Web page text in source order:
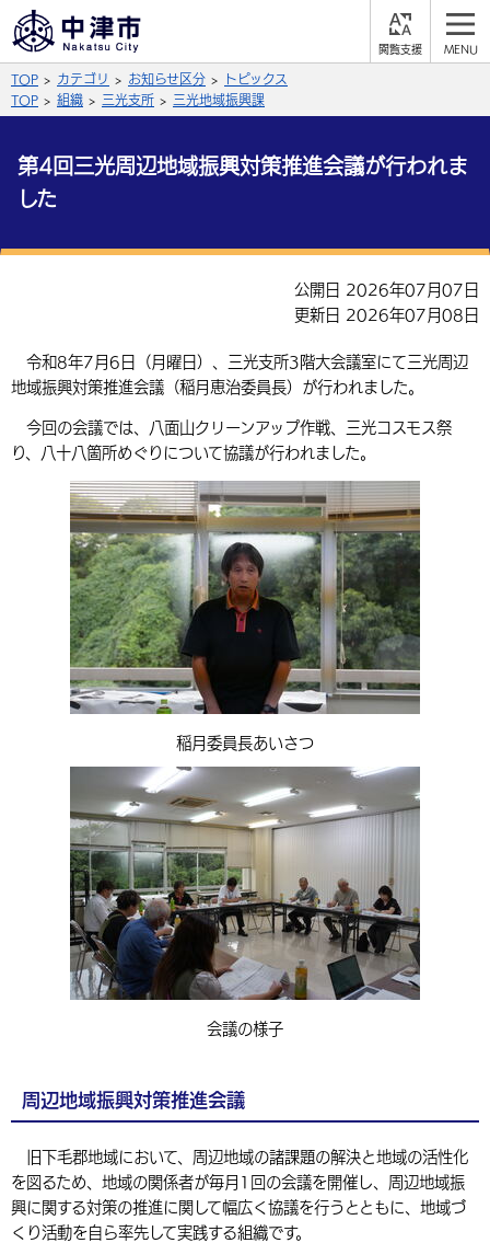
背景色
文字の大きさ
拡大 標準 縮小
言語を選択
英語（English） 中国語（簡体字）
組織案内
サイト内検索
届出・登録・証明 保険・年金
福祉・介護 健康・予防
環境・衛生 生涯学習・スポーツ・人権
外国人の方向け情報
事業者の方へ
入札・契約 産業・雇用
都市整備
子育て・教育
手当・助成 健康・医療
相談・支援・情報 計画・施策
観光なび スポットを探す
遊ぶ・体験する グルメ・食べる
買う・おみやげ 四季のイベント・祭り
移住・定住
市政情報
中津市について 市役所の紹介
地方創生・地域活性化 広報・広聴
行政・計画
TOP カテゴリ お知らせ区分
トピックス
TOP
組織 三光支所 三光地域振興課
第4回三光周辺地域振興対策推進会議が行われま
した
公開日 2026年07月07日
更新日 2026年07月08日
令和8年7月6日（月曜日）、三光支所3階大会議室にて三光周辺
地域振興対策推進会議（稲月恵治委員長）が行われました。
今回の会議では、八面山クリーンアップ作戦、三光コスモス祭
り、八十八箇所めぐりについて協議が行われました。
稲月委員長あいさつ
会議の様子
周辺地域振興対策推進会議
旧下毛郡地域において、周辺地域の諸課題の解決と地域の活性化
を図るため、地域の関係者が毎月1回の会議を開催し、周辺地域振
興に関する対策の推進に関して幅広く協議を行うとともに、地域づ
くり活動を自ら率先して実践する組織です。